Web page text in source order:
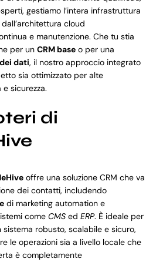
gestiamo l’intera infrastruttura
cloud
e manutenzione. Che tu stia
per un CRM baseo per una
dati, il nostro approccio integrato
sia ottimizzato per alte
sicurezza.
di
offre una soluzione CRM che va
dei contatti, includendo
di marketing automation e
come CMSed ERP. È ideale per
robusto, scalabile e sicuro,
le operazioni sia a livello locale che
è completamente